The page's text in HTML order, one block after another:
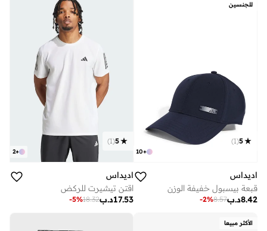
للجنسين
+
10
5
(
1
)
اديداس
قبعة بيسبول خفيفة الوزن
د.ب8.42
8.57
-2%
+
2
5
(
1
)
اديداس
اقتن تيشيرت للركض
د.ب17.53
18.32
-5%
الأكثر مبيعا